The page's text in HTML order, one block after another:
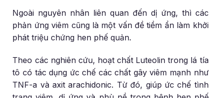
Ngoài nguyên nhân liên quan đến dị ứng, thì các
phản ứng viêm cũng là một vấn đề tiềm ẩn làm khởi
phát triệu chứng hen phế quản.
Theo các nghiên cứu, hoạt chất Luteolin trong lá tía
tô có tác dụng ức chế các chất gây viêm mạnh như
TNF-a và axit arachidonic. Từ đó, giúp ức chế tình